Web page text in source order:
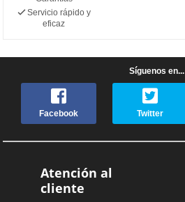
Servicio rápido y
eficaz
Síguenos en...
Facebook Twitter
Atención al
cliente